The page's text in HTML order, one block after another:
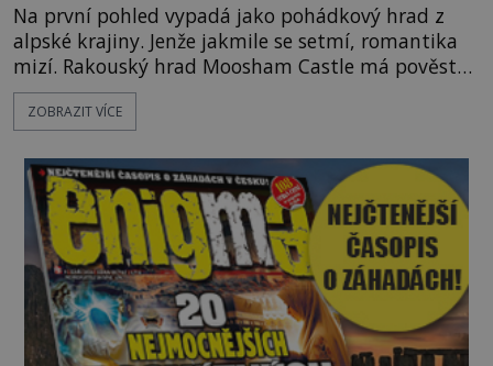
Na první pohled vypadá jako pohádkový hrad z
alpské krajiny. Jenže jakmile se setmí, romantika
mizí. Rakouský hrad Moosham Castle má pověst
nejděsivějšího domu v celé zemi. Lidé tu údajně
slyší kroky v prázdných chodbách, šeptání ze zdí i
temná minulost mohla zanechat něco, co se
dodnes nepodařilo vysvětlit. Kamenný hrad stojí v
horách Salcburska u
ZOBRAZIT VÍCE